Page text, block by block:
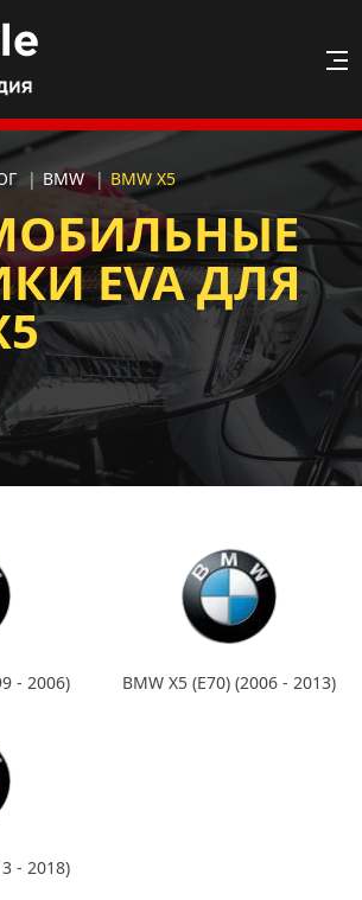
| BMW | BMW X5
EVA ДЛЯ
- 2006) BMW X5 (E70) (2006 - 2013)
- 2018)